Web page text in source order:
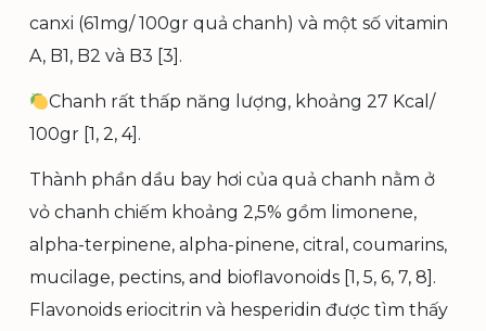
canxi (61mg/ 100gr quả chanh) và một số vitamin
A, B1, B2 và B3 [3].
Chanh rất thấp năng lượng, khoảng 27 Kcal/
100gr [1, 2, 4].
Thành phần dầu bay hơi của quả chanh nằm ở
vỏ chanh chiếm khoảng 2,5% gồm limonene,
alpha-terpinene, alpha-pinene, citral, coumarins,
mucilage, pectins, and bioflavonoids [1, 5, 6, 7, 8].
Flavonoids eriocitrin và hesperidin được tìm thấy